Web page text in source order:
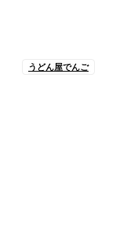
うどん屋でんご